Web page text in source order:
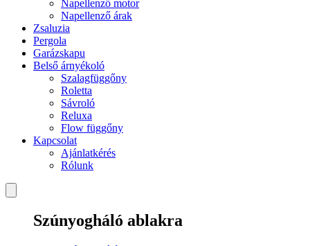
Napellenző motor
Napellenző árak
Zsaluzia
Pergola
Garázskapu
Belső árnyékoló
Szalagfüggőny
Roletta
Sávroló
Reluxa
Flow függőny
Kapcsolat
Ajánlatkérés
Rólunk
Szúnyogháló ablakra